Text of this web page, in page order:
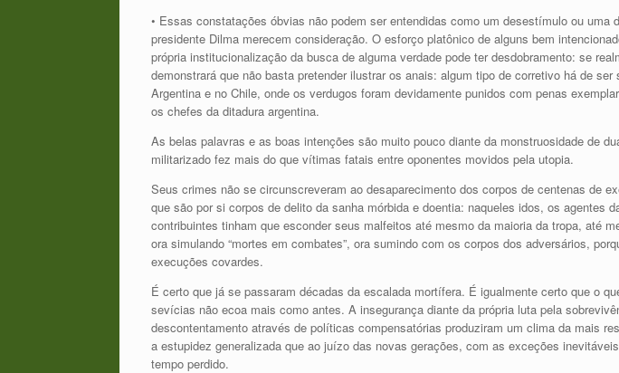
• Essas constatações óbvias não podem ser entendidas como um desestímulo ou uma
presidente Dilma merecem consideração. O esforço platônico de alguns bem
própria institucionalização da busca de alguma verdade pode ter desdobramento: se
demonstrará que não basta pretender ilustrar os anais: algum tipo de corretivo há de
Argentina e no Chile, onde os verdugos foram devidamente punidos com penas
os chefes da ditadura argentina.
As belas palavras e as boas intenções são muito pouco diante da monstruosidade de
militarizado fez mais do que vítimas fatais entre oponentes movidos pela utopia.
Seus crimes não se circunscreveram ao desaparecimento dos corpos de centenas de
que são por si corpos de delito da sanha mórbida e doentia: naqueles idos, os agentes
contribuintes tinham que esconder seus malfeitos até mesmo da maioria da tropa, até
ora simulando “mortes em combates”, ora sumindo com os corpos dos adversários,
execuções covardes.
É certo que já se passaram décadas da escalada mortífera. É igualmente certo que o
sevícias não ecoa mais como antes. A insegurança diante da própria luta pela
descontentamento através de políticas compensatórias produziram um clima da mais
a estupidez generalizada que ao juízo das novas gerações, com as exceções
tempo perdido.